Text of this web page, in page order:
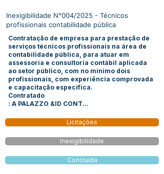
Inexigibilidade N°004/2025 - Técnicos
profissionais contabilidade pública
Contratação de empresa para prestação de
serviços técnicos profissionais na área de
contabilidade pública, para atuar em
assessoria e consultoria contábil aplicada
ao setor público, com no mínimo dois
profissionais, com experiência comprovada
e capacitação específica.
Contratado
: A PALAZZO &ID CONT...
Licitações
Inexigibilidade
Concluída